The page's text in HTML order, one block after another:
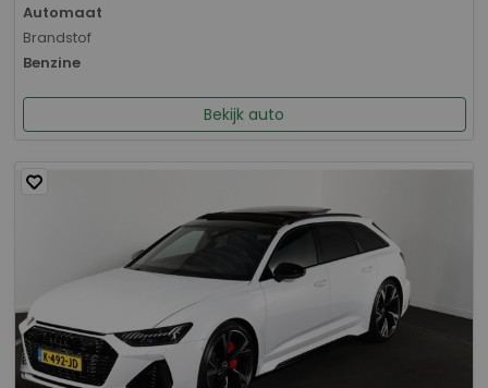
Automaat
Brandstof
Benzine
Bekijk auto